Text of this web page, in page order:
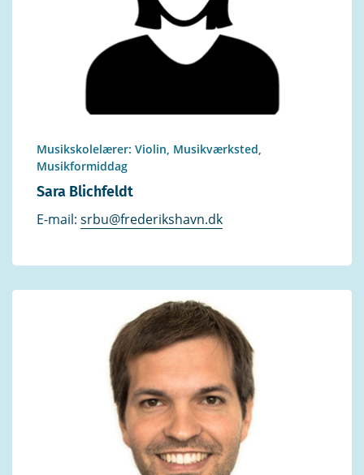
Musikskolelærer: Violin, Musikværksted,
Musikformiddag
Sara Blichfeldt
E-mail: srbu@frederikshavn.dk